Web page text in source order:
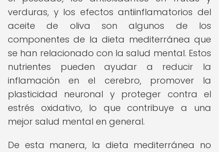
verduras, y los efectos antiinflamatorios del
aceite de oliva son algunos de los
componentes de la dieta mediterránea que
se han relacionado con la salud mental. Estos
nutrientes pueden ayudar a reducir la
inflamación en el cerebro, promover la
plasticidad neuronal y proteger contra el
estrés oxidativo, lo que contribuye a una
mejor salud mental en general.
De esta manera, la dieta mediterránea no